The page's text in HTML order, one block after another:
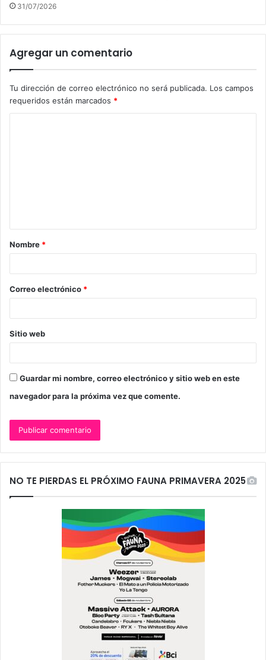
31/07/2026
Agregar un comentario
Tu dirección de correo electrónico no será publicada. Los campos
requeridos están marcados *
a
r
*
Nombre *
Correo electrónico *
Sitio web
Guardar mi nombre, correo electrónico y sitio web en este
navegador para la próxima vez que comente.
NO TE PIERDAS EL PRÓXIMO FAUNA PRIMAVERA 2025